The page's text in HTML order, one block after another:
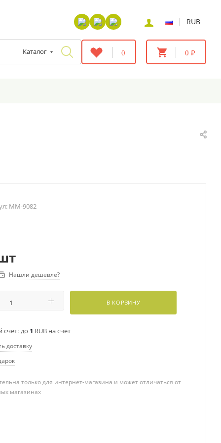
| RUB
Каталог 0 0 ₽
MM-9082
Нашли дешевле?
В КОРЗИНУ
счет: до 1 RUB на счет
доставку
только для интернет-магазина и может отличаться от
магазинах